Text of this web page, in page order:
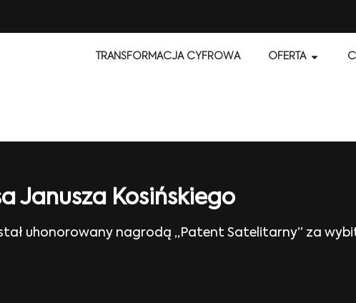
TRANSFORMACJA CYFROWA OFERTA
Janusza Kosińskiego
uhonorowany nagrodą „Patent Satelitarny” za